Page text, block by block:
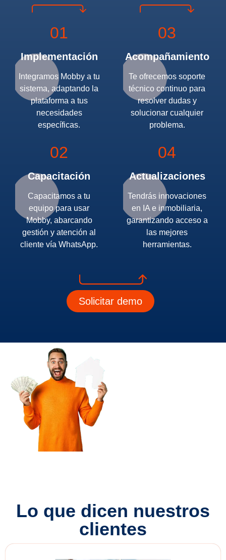
01
Implementación
Integramos Mobby a tu
sistema, adaptando la
plataforma a tus
necesidades
específicas.
02
Capacitación
Capacitamos a tu
equipo para usar
Mobby, abarcando
gestión y atención al
cliente vía WhatsApp.
03
Acompañamiento
Te ofrecemos soporte
técnico continuo para
resolver dudas y
solucionar cualquier
problema.
04
Actualizaciones
Tendrás innovaciones
en IA e inmobiliaria,
garantizando acceso a
las mejores
herramientas.
Solicitar demo
Lo que dicen nuestros
clientes